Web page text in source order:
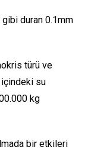
duran 0.1mm
türü ve
içindeki su
kg
bir etkileri